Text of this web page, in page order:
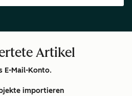
Artikel
E-Mail-Konto.
importieren